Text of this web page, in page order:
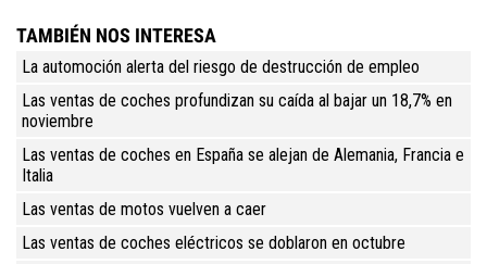
TAMBIÉN NOS INTERESA
La automoción alerta del riesgo de destrucción de empleo
Las ventas de coches profundizan su caída al bajar un 18,7% en
noviembre
Las ventas de coches en España se alejan de Alemania, Francia e
Italia
Las ventas de motos vuelven a caer
Las ventas de coches eléctricos se doblaron en octubre